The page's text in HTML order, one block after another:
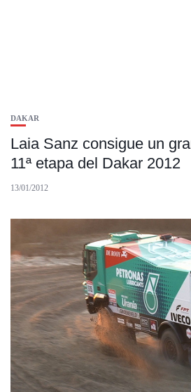
DAKAR
Laia Sanz consigue un
11ª etapa del Dakar 2012
13/01/2012